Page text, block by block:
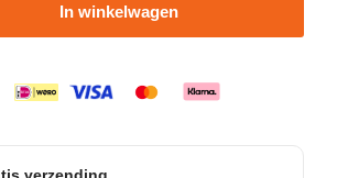
In winkelwagen